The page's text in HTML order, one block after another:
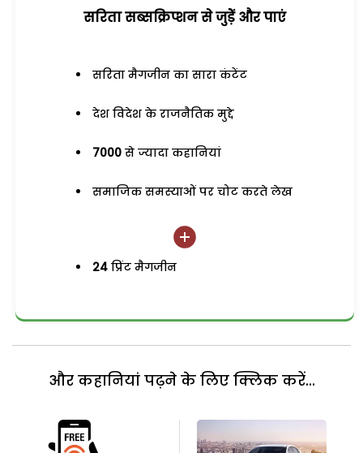
सरिता सब्सक्रिप्शन से जुड़ेें और पाएं
सरिता मैगजीन का सारा कंटेंट
देश विदेश के राजनैतिक मुद्दे
7000 से ज्यादा कहानियां
समाजिक समस्याओं पर चोट करते लेख
24 प्रिंट मैगजीन
और कहानियां पढ़ने के लिए क्लिक करें...